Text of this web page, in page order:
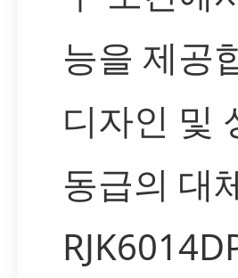
능을 제공
디자인 및
동급의 대